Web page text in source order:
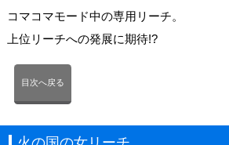
コマコマモード中の専用リーチ。
上位リーチへの発展に期待!?
目次へ戻る